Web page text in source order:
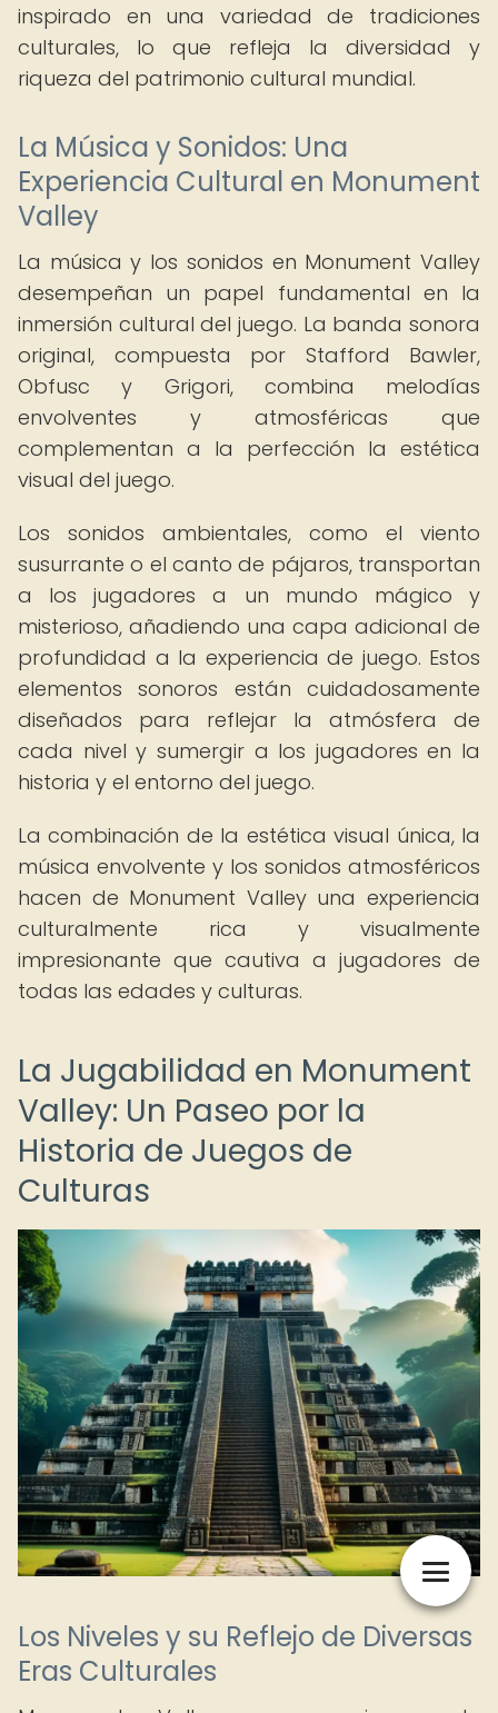
inspirado en una variedad de tradiciones
culturales, lo que refleja la diversidad y
riqueza del patrimonio cultural mundial.
La Música y Sonidos: Una
Experiencia Cultural en Monument
Valley
La música y los sonidos en Monument Valley
desempeñan un papel fundamental en la
inmersión cultural del juego. La banda sonora
original, compuesta por Stafford Bawler,
Obfusc y Grigori, combina melodías
envolventes y atmosféricas que
complementan a la perfección la estética
visual del juego.
Los sonidos ambientales, como el viento
susurrante o el canto de pájaros, transportan
a los jugadores a un mundo mágico y
misterioso, añadiendo una capa adicional de
profundidad a la experiencia de juego. Estos
elementos sonoros están cuidadosamente
diseñados para reflejar la atmósfera de
cada nivel y sumergir a los jugadores en la
historia y el entorno del juego.
La combinación de la estética visual única, la
música envolvente y los sonidos atmosféricos
hacen de Monument Valley una experiencia
culturalmente rica y visualmente
impresionante que cautiva a jugadores de
todas las edades y culturas.
La Jugabilidad en Monument
Valley: Un Paseo por la
Historia de Juegos de
Culturas
Los Niveles y su Reflejo de Diversas
Eras Culturales